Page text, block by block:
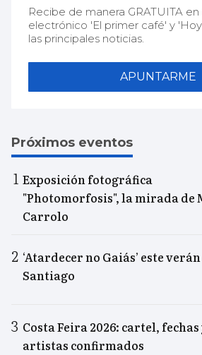
Recibe de manera GRATUITA
electrónico 'El primer café' y
las principales noticias.
APUNTARME
Próximos eventos
Exposición fotográfica
"Photomorfosis", la mirada de
Carrolo
‘Atardecer no Gaiás’ este
Santiago
Costa Feira 2026: cartel, fechas
artistas confirmados